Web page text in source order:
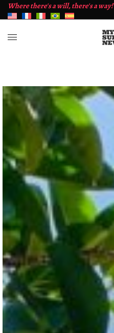
Where there's a will, there's a way!